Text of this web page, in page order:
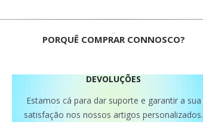
PORQUÊ COMPRAR CONNOSCO?
DEVOLUÇÕES
Estamos cá para dar suporte e garantir a sua
satisfação nos nossos artigos personalizados.